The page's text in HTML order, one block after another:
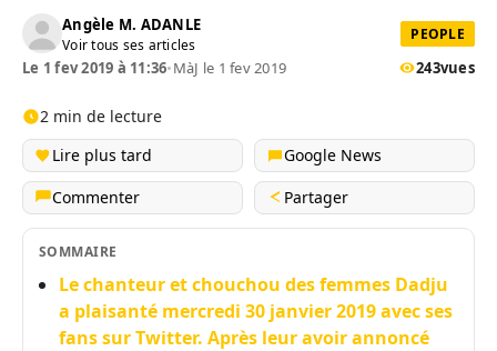
Angèle M. ADANLE
Voir tous ses articles
PEOPLE
Le 1 fev 2019 à 11:36•MàJ le 1 fev 2019 243vues
2 min de lecture
Lire plus tard
Google News
Commenter
Partager
SOMMAIRE
Le chanteur et chouchou des femmes Dadju
a plaisanté mercredi 30 janvier 2019 avec ses
fans sur Twitter. Après leur avoir annoncé